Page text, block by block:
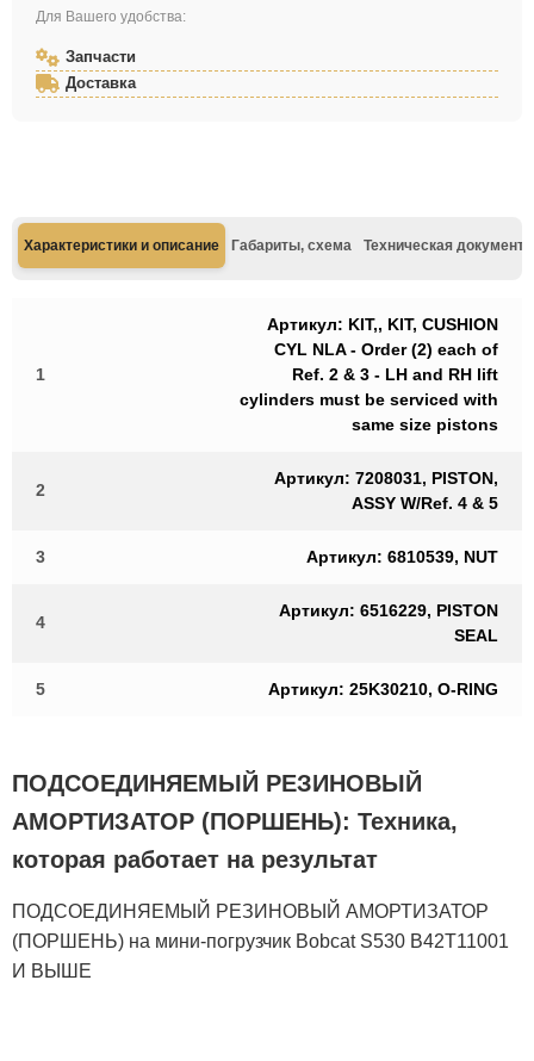
Для Вашего удобства:
Запчасти
Доставка
Характеристики и описание Габариты, схема Техническая
1
Артикул: KIT,, KIT, CUSHION
CYL NLA - Order (2) each of
Ref. 2 & 3 - LH and RH lift
cylinders must be serviced with
same size pistons
2
Артикул: 7208031, PISTON,
ASSY W/Ref. 4 & 5
3 Артикул: 6810539, NUT
4
Артикул: 6516229, PISTON
SEAL
5 Артикул: 25K30210, O-RING
ПОДСОЕДИНЯЕМЫЙ РЕЗИНОВЫЙ
АМОРТИЗАТОР (ПОРШЕНЬ): Техника,
которая работает на результат
ПОДСОЕДИНЯЕМЫЙ РЕЗИНОВЫЙ АМОРТИЗАТОР
(ПОРШЕНЬ) на мини-погрузчик Bobcat S530 B42T11001
И ВЫШЕ